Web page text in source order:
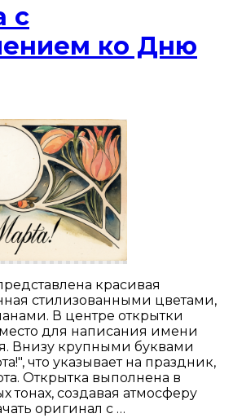
с
ко Дню
красивая
стилизованными цветами,
В центре открытки
для написания имени
Внизу крупными буквами
что указывает на праздник,
Открытка выполнена в
тонах, создавая атмосферу
оригинал с …